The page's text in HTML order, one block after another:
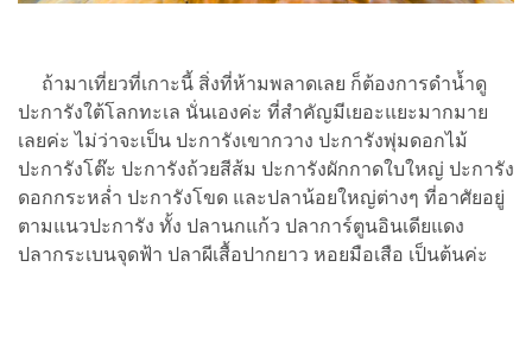
ถ้ามาเที่ยวที่เกาะนี้ สิ่งที่ห้ามพลาดเลย ก็ต้องการดำน้ำดู
ปะการังใต้โลกทะเล นั่นเองค่ะ ที่สำคัญมีเยอะแยะมากมาย
เลยค่ะ ไม่ว่าจะเป็น ปะการังเขากวาง ปะการังพุ่มดอกไม้
ปะการังโต๊ะ ปะการังถ้วยสีส้ม ปะการังผักกาดใบใหญ่ ปะการัง
ดอกกระหล่ำ ปะการังโขด และปลาน้อยใหญ่ต่างๆ ที่อาศัยอยู่
ตามแนวปะการัง ทั้ง ปลานกแก้ว ปลาการ์ตูนอินเดียแดง
ปลากระเบนจุดฟ้า ปลาผีเสื้อปากยาว หอยมือเสือ เป็นต้นค่ะ